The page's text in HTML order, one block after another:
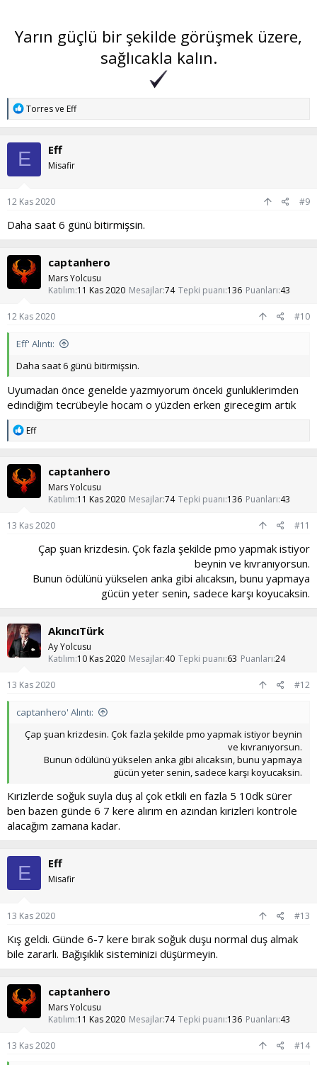
Yarın güçlü bir şekilde görüşmek üzere,
sağlıcakla kalın.
T
p
k
i
l
e
:
Torresve Eff
E Eff
Misafir
12 Kas 2020 #9
Daha saat 6 günü bitirmişsin.
captanhero
Mars Yolcusu
Katılım 11 Kas 2020 Mesajlar74 Tepki puanı 136 Puanları 43
12 Kas 2020 #10
Eff' Alıntı:
Daha saat 6 günü bitirmişsin.
Uyumadan önce genelde yazmıyorum önceki gunluklerimden
edindiğim tecrübeyle hocam o yüzden erken girecegim artık
T
p
k
l
e
Eff
captanhero
Mars Yolcusu
Katılım 11 Kas 2020 Mesajlar74 Tepki puanı 136 Puanları 43
13 Kas 2020 #11
Çap şuan krizdesin. Çok fazla şekilde pmo yapmak istiyor
beynin ve kıvranıyorsun.
Bunun ödülünü yükselen anka gibi alıcaksın, bunu yapmaya
gücün yeter senin, sadece karşı koyucaksin.​
AkıncıTürk
Ay Yolcusu
Katılım 10 Kas 2020 Mesajlar 40 Tepki puanı 63 Puanları 24
13 Kas 2020 #12
captanhero' Alıntı:
Çap şuan krizdesin. Çok fazla şekilde pmo yapmak istiyor beynin
ve kıvranıyorsun.
Bunun ödülünü yükselen anka gibi alıcaksın, bunu yapmaya
gücün yeter senin, sadece karşı koyucaksin.​
Kırizlerde soğuk suyla duş al çok etkili en fazla 5 10dk sürer
ben bazen günde 6 7 kere alırım en azından kırizleri kontrole
alacağım zamana kadar.
E Eff
Misafir
13 Kas 2020 #13
Kış geldi. Günde 6-7 kere bırak soğuk duşu normal duş almak
bile zararlı. Bağışıklık sisteminizi düşürmeyin.
captanhero
Mars Yolcusu
Katılım 11 Kas 2020 Mesajlar74 Tepki puanı 136 Puanları 43
13 Kas 2020 #14